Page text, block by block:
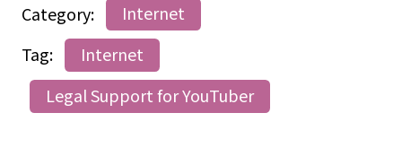
Category:
Internet
Tag:
Internet
Legal Support for YouTuber